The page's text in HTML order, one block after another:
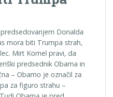
Donalda
mora biti Trumpa strah,
Mirt Komel pravi, da
predsednik Obama in
– Obamo je označil za
za figuro strahu –